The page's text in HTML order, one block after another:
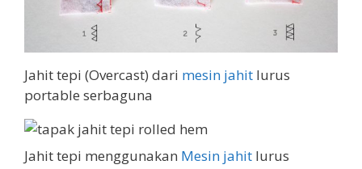
Jahit tepi (Overcast) dari mesin jahit lurus
portable serbaguna
Jahit tepi menggunakan Mesin jahit lurus